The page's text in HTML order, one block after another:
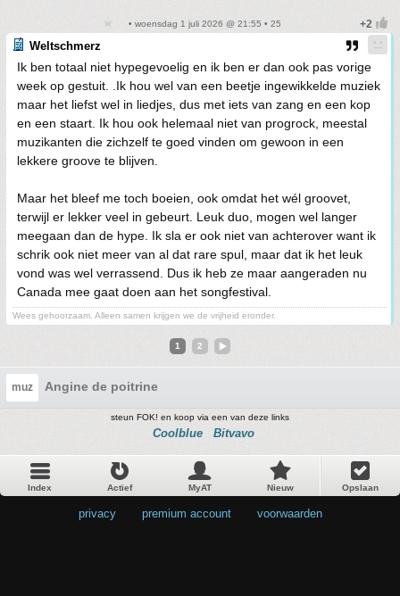
• woensdag 1 juli 2026 @ 21:55 • 25
Weltschmerz
Ik ben totaal niet hypegevoelig en ik ben er dan ook pas vorige
week op gestuit. .Ik hou wel van een beetje ingewikkelde muziek
maar het liefst wel in liedjes, dus met iets van zang en een kop
en een staart. Ik hou ook helemaal niet van progrock, meestal
muzikanten die zichzelf te goed vinden om gewoon in een
lekkere groove te blijven.
Maar het bleef me toch boeien, ook omdat het wél groovet,
terwijl er lekker veel in gebeurt. Leuk duo, mogen wel langer
meegaan dan de hype. Ik sla er ook niet van achterover want ik
schrik ook niet meer van al dat rare spul, maar dat ik het leuk
vond was wel verrassend. Dus ik heb ze maar aangeraden nu
Canada mee gaat doen aan het songfestival.
Wees gehoorzaam. Alleen samen krijgen we de vrijheid eronder.
1 2
muz Angine de poitrine
steun FOK! en koop via een van deze links
Coolblue Bitvavo
Index Actief MyAT Nieuw Opslaan
privacy premium account voorwaarden